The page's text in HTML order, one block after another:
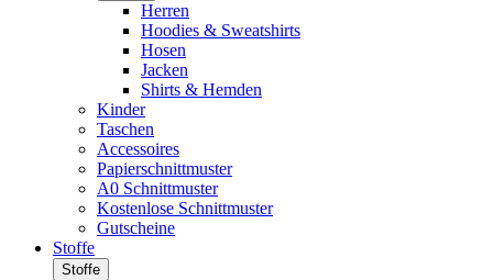
Herren
Hoodies & Sweatshirts
Hosen
Jacken
Shirts & Hemden
Kinder
Taschen
Accessoires
Papierschnittmuster
A0 Schnittmuster
Kostenlose Schnittmuster
Gutscheine
Stoffe
Stoffe